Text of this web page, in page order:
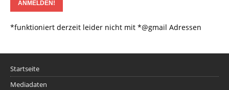
*funktioniert derzeit leider nicht mit *@gmail Adressen
Startseite
Mediadaten